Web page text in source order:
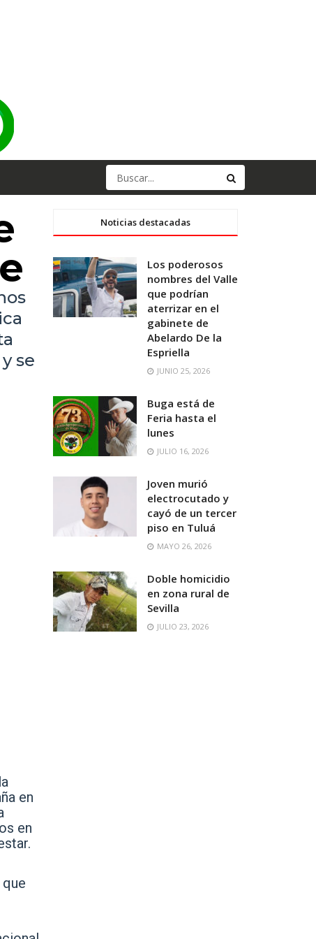
se
en
en
Noticias destacadas
Los poderosos
nombres del Valle
que podrían
aterrizar en el
gabinete de
Abelardo De la
Espriella
JUNIO 25, 2026
Buga está de
Feria hasta el
lunes
JULIO 16, 2026
Joven murió
electrocutado y
cayó de un tercer
piso en Tuluá
MAYO 26, 2026
Doble homicidio
en zona rural de
Sevilla
JULIO 23, 2026